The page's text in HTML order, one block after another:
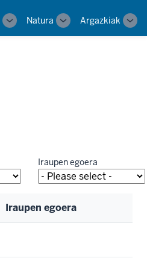
Toggle
sub-
Natura
Toggle
sub-
Argazkiak
sub-
Iraupen egoera
Iraupen egoera